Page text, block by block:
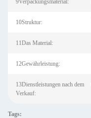
9Verpackungsmaterial:
10Struktur:
11Das Material:
12Gewährleistung:
13Dienstleistungen nach dem
Verkauf:
Tags: